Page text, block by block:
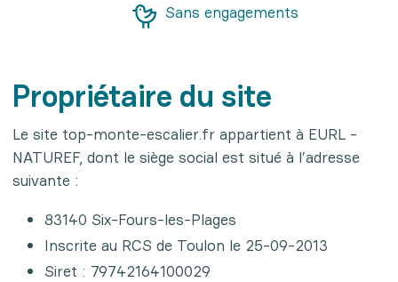
Sans engagements
Propriétaire du site
Le site top-monte-escalier.fr appartient à EURL -
NATUREF, dont le siège social est situé à l’adresse
suivante :
83140 Six-Fours-les-Plages
Inscrite au RCS de Toulon le 25-09-2013
Siret : 79742164100029